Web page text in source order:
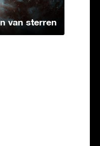
van sterren